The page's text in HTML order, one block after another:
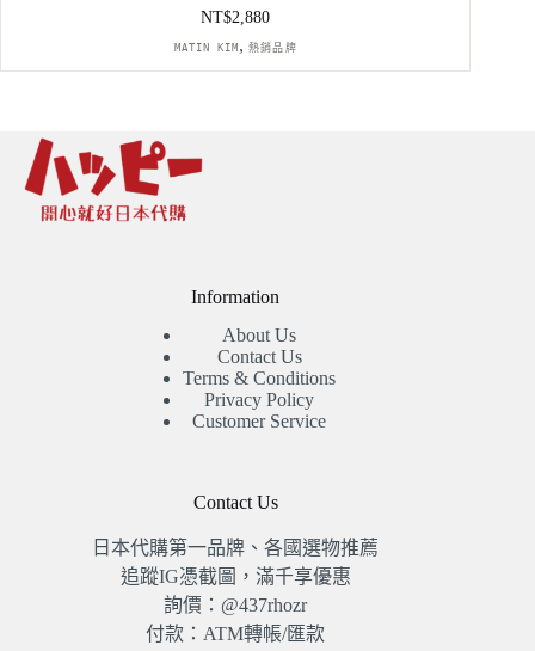
NT$2,880
MATIN KIM ,熱銷品牌
Information
About Us
Contact Us
Terms & Conditions
Privacy Policy
Customer Service
Contact Us
日本代購第一品牌、各國選物推薦
追蹤IG憑截圖，滿千享優惠
詢價：@437rhozr
付款：ATM轉帳/匯款